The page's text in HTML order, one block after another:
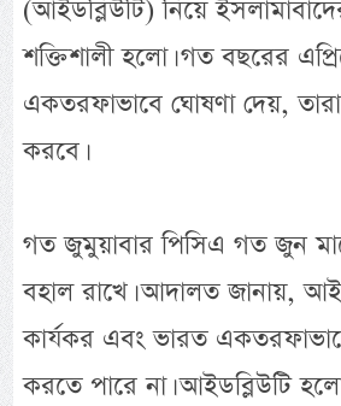
(আইডব্লিউটি) নিয়ে
শক্তিশালী হলো। গত বছরের
একতরফাভাবে ঘোষণা দেয়,
করবে।
গত জুমুয়াবার পিসিএ গত জুন
বহাল রাখে। আদালত জানায়,
কার্যকর এবং ভারত
করতে পারে না। আইডব্লিউটি